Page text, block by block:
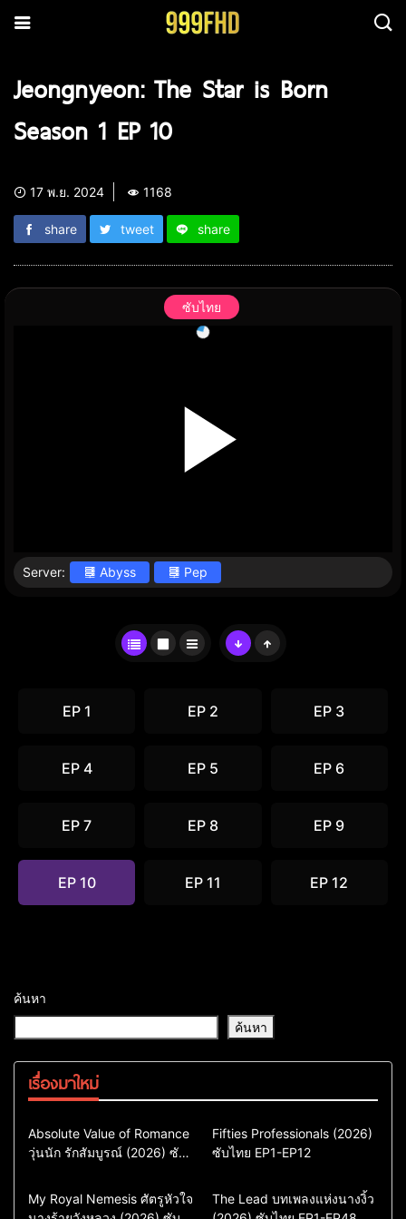
Jeongnyeon: The Star is Born
Season 1 EP 10
17 พ.ย. 2024 1168
share tweet share
ซับไทย
Server: Abyss Pep
EP 1 EP 2 EP 3
EP 4 EP 5 EP 6
EP 7 EP 8 EP 9
EP 10 EP 11 EP 12
ค้นหา
ค้นหา
เรื่องมาใหม่
Comedy
Drama
ซีรี่ย์เกาหลี
ซีรี่ย์เกาหลีพากย์ไทย
Absolute Value of Romance
วุ่นนัก รักสัมบูรณ์ (2026) ซับ
Action & Adventure
Comedy
Drama
ซีรี่ย์เกาหลีซับไทย
Fifties Professionals (2026)
ซับไทย EP1-EP12
Comedy
Drama
My Royal Nemesis ศัตรูหัวใจ
Drama
ซีรี่ย์จีน
The Lead บทเพลงแห่งนางงิ้ว